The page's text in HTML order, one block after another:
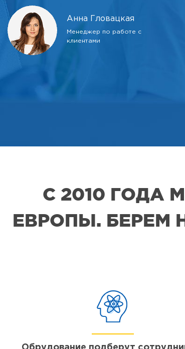
Анна Гловацкая
Менеджер по работе с
клиентами
С 2010 ГОДА
ЕВРОПЫ. БЕРЕМ
Обрудование подберут